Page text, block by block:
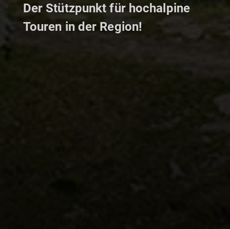
Der Stützpunkt für hochalpine
Touren in der Region!